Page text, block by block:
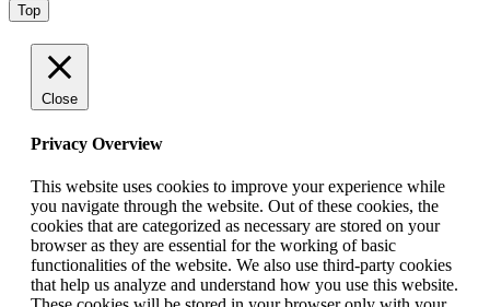
Top
Close
Privacy Overview
This website uses cookies to improve your experience while
you navigate through the website. Out of these cookies, the
cookies that are categorized as necessary are stored on your
browser as they are essential for the working of basic
functionalities of the website. We also use third-party cookies
that help us analyze and understand how you use this website.